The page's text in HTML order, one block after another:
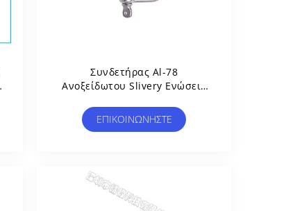
Συνδετήρας Al-78
Ανοξείδωτου Slivery Ενώσεις
Παραγωγής Αποθηκών
Εμπορευμάτων
ΕΠΙΚΟΙΝΩΝΉΣΤΕ